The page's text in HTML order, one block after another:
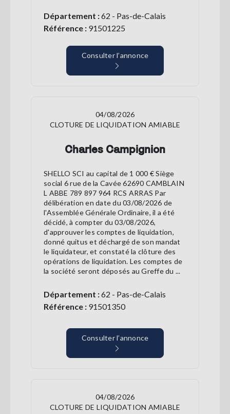
Département :62 - Pas-de-Calais
Référence : 91501225
Consulter l’annonce
04/08/2026
CLOTURE DE LIQUIDATION AMIABLE
Charles Campignion
SHELLO SCI au capital de 1 000 € Siège
social 6 rue de la Cavée 62690 CAMBLAIN
L ABBE 789 897 964 RCS ARRAS Par
délibération en date du 03/08/2026 de
l'Assemblée Générale Ordinaire, il a été
décidé, à compter du 03/08/2026,
d'approuver les comptes de liquidation,
donné quitus et déchargé de son mandat
le liquidateur, et constaté la clôture des
opérations de liquidation. Les comptes de
la société seront déposés au Greffe du ...
Département :62 - Pas-de-Calais
Référence : 91501350
Consulter l’annonce
04/08/2026
CLOTURE DE LIQUIDATION AMIABLE